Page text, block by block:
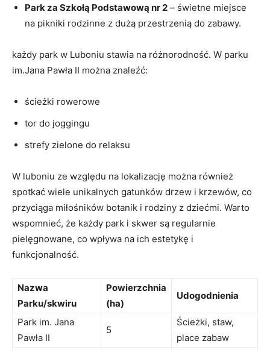
Park za Szkołą Podstawową nr 2 –​ świetne miejsce
na pikniki rodzinne⁤ z dużą‍ przestrzenią do zabawy.
każdy park w⁢ Luboniu stawia na różnorodność. W parku
im.Jana Pawła II⁤ można znaleźć:
ścieżki rowerowe
tor do joggingu
strefy zielone do relaksu
W luboniu ze ⁤względu na lokalizację można również
spotkać wiele unikalnych gatunków drzew i krzewów, co‍
przyciąga miłośników botanik i rodziny z dziećmi. Warto
wspomnieć, że każdy park⁤ i skwer są regularnie
pielęgnowane,⁤ co wpływa na ich estetykę i
funkcjonalność.
Nazwa
Parku/skwiru
Powierzchnia
(ha)
Udogodnienia
Park im. Jana
Pawła II
5
Ścieżki, staw,
place zabaw